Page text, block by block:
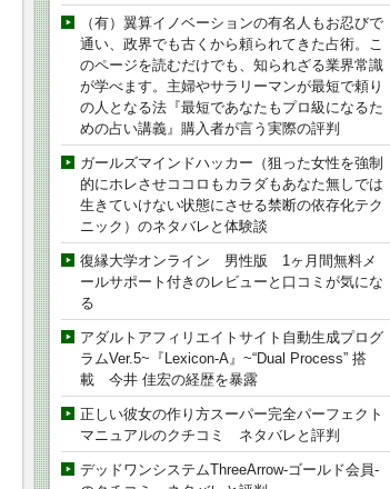
（有）翼算イノベーションの有名人もお忍びで
通い、政界でも古くから頼られてきた占術。こ
のページを読むだけでも、知られざる業界常識
が学べます。主婦やサラリーマンが最短で頼り
の人となる法『最短であなたもプロ級になるた
めの占い講義』購入者が言う実際の評判
ガールズマインドハッカー（狙った女性を強制
的にホレさせココロもカラダもあなた無しでは
生きていけない状態にさせる禁断の依存化テク
ニック）のネタバレと体験談
復縁大学オンライン 男性版 1ヶ月間無料メ
ールサポート付きのレビューと口コミが気にな
る
アダルトアフィリエイトサイト自動生成プログ
ラムVer.5~『Lexicon-A』~“Dual Process” 搭
載 今井 佳宏の経歴を暴露
正しい彼女の作り方スーパー完全パーフェクト
マニュアルのクチコミ ネタバレと評判
デッドワンシステムThreeArrow-ゴールド会員-